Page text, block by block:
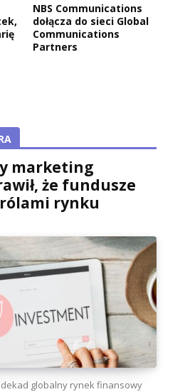
NBS Communications
dołącza do sieci Global
Communications
Partners
marketing
że fundusze
rynku
globalny rynek finansowy